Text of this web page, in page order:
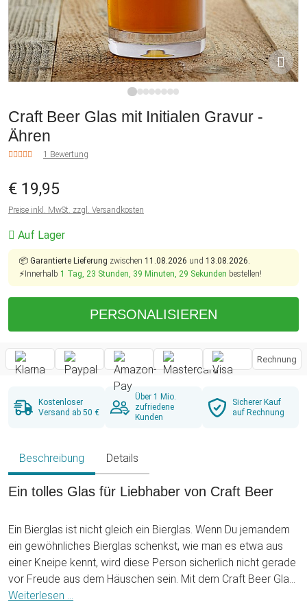
Craft Beer Glas mit Initialen Gravur -
Ähren
1 Bewertung
€ 19,95
Preise inkl. MwSt. zzgl. Versandkosten
Auf Lager
📦 Garantierte Lieferung zwischen 11.08.2026 und 13.08.2026.
⚡Innerhalb 1 Tag, 23 Stunden, 39 Minuten, 28 Sekunden bestellen!
PERSONALISIEREN
Rechnung
Kostenloser
Versand ab 50 €
Über 1 Mio.
zufriedene
Kunden
Sicherer Kauf
auf Rechnung
Beschreibung Details
Ein tolles Glas für Liebhaber von Craft Beer
Ein Bierglas ist nicht gleich ein Bierglas. Wenn Du jemandem
ein gewöhnliches Bierglas schenkst, wie man es etwa aus
einer Kneipe kennt, wird diese Person sicherlich nicht gerade
vor Freude aus dem Häuschen sein. Mit dem Craft Beer Glas
mit Initialen Gravur - Ähren ist das jedoch etwas ganz
Weiterlesen ...